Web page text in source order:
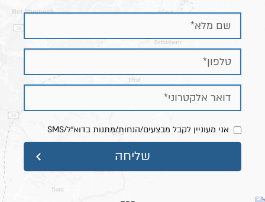
אני מעוניין לקבל מבצעים/הנחות/מתנות בדוא"ל/SMS